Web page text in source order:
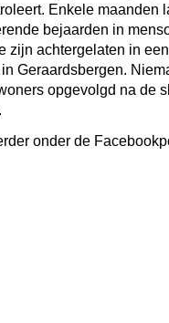
Enkele maanden
bejaarden in
zijn achtergelaten in
Geraardsbergen.
opgevolgd na de
onder de